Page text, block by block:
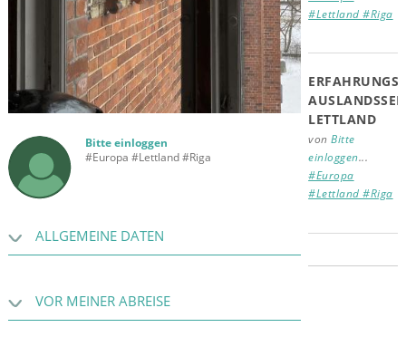
Bitte einloggen
#Europa #Lettland #Riga
ALLGEMEINE DATEN
VOR MEINER ABREISE
#Lettland #Riga
LETTLAND
vonBitte
einloggen...
#Europa
#Lettland #Riga